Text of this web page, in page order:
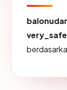
very_safe